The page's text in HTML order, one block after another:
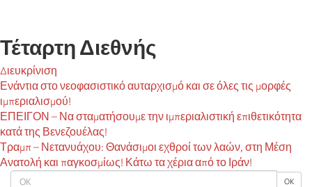
OK OK
Τέταρτη Διεθνής
Διευκρίνιση
Ενάντια στο νεοφασιστικό αυταρχισμό και σε όλες τις μορφές
ιμπεριαλισμού!
ΕΠΕΙΓΟΝ – Να σταματήσουμε την ιμπεριαλιστική επιθετικότητα
κατά της Βενεζουέλας!
Τραμπ – Νετανυάχου: Θανάσιμοι εχθροί των λαών, στη Μέση
Ανατολή και παγκοσμίως! Κάτω τα χέρια από το Ιράν!